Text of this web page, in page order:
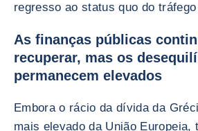
regresso ao status quo do
As finanças públicas
recuperar, mas os
permanecem elevados
Embora o rácio da dívida da
mais elevado da União Europeia,